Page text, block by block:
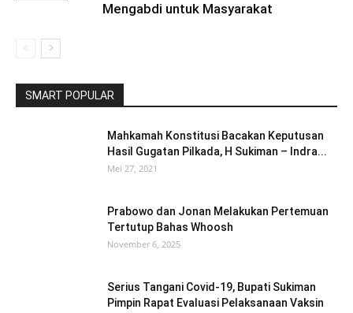
Mengabdi untuk Masyarakat
SMART POPULAR
Mahkamah Konstitusi Bacakan Keputusan
Hasil Gugatan Pilkada, H Sukiman – Indra...
Mei 27, 2021
Prabowo dan Jonan Melakukan Pertemuan
Tertutup Bahas Whoosh
November 6, 2025
Serius Tangani Covid-19, Bupati Sukiman
Pimpin Rapat Evaluasi Pelaksanaan Vaksin